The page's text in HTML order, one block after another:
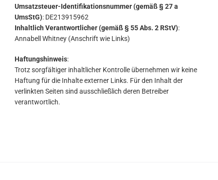
Umsatzsteuer-Identifikationsnummer (gemäß § 27 a
UmsStG): DE213915962
Inhaltlich Verantwortlicher (gemäß § 55 Abs. 2 RStV):
Annabell Whitney (Anschrift wie Links)
Haftungshinweis:
Trotz sorgfältiger inhaltlicher Kontrolle übernehmen wir keine
Haftung für die Inhalte externer Links. Für den Inhalt der
verlinkten Seiten sind ausschließlich deren Betreiber
verantwortlich.